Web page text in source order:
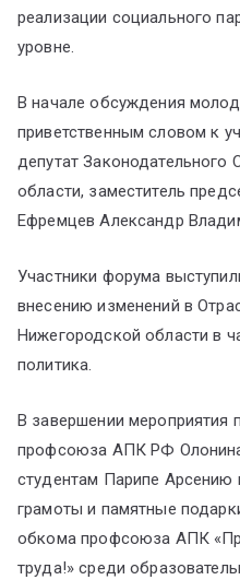
реализации социального
уровне.
В начале обсуждения
приветственным словом к
депутат
области, заместитель
Ефремцев Александр
Участники форума
внесению изменений в
Нижегородской области в
политика.
В завершении мероприятия
профсоюза АПК РФ
студентам Парипе Арсению
грамоты и памятные
обкома профсоюза АПК
труда!» среди